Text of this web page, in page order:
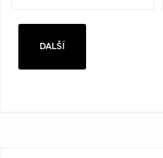
DALŠÍ